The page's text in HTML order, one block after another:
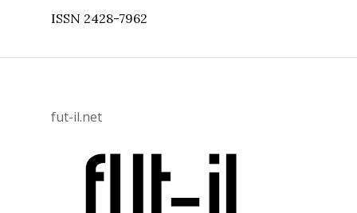
ISSN 2428-7962
fut-il.net